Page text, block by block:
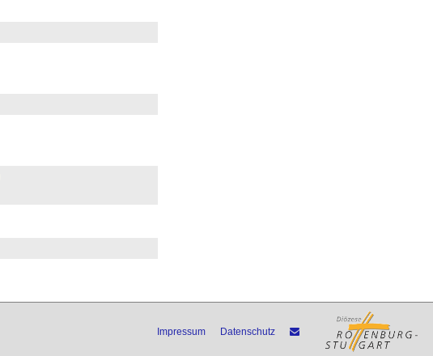
Impressum Datenschutz